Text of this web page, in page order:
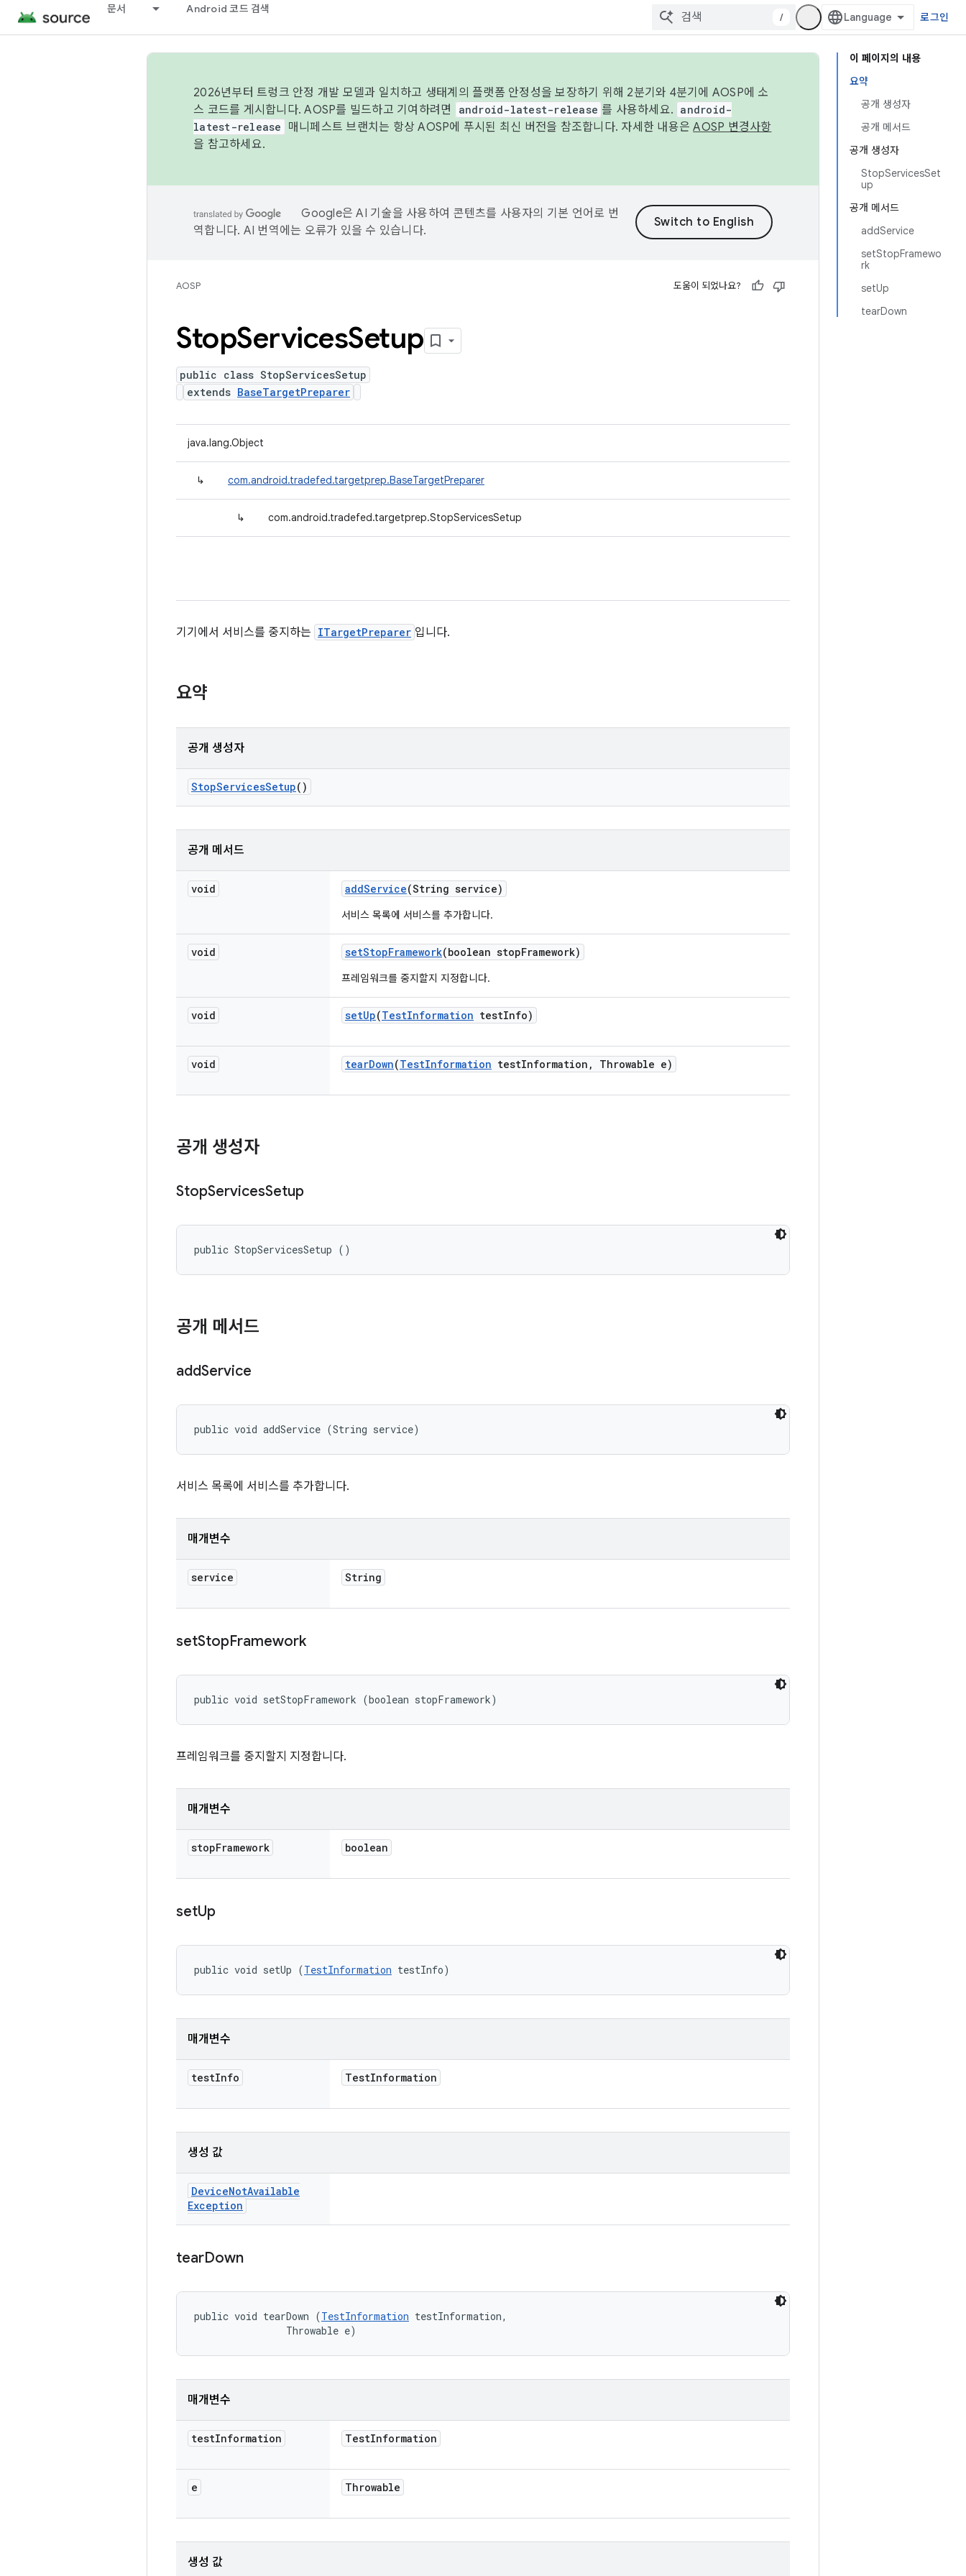
문서 Android 코드 검색
/ 로그인
이 페이지의 내용
요약
공개 생성자
공개 메서드
공개 생성자
StopServicesSet
up
공개 메서드
addService
setStopFramewo
rk
setUp
tearDown
2026년부터 트렁크 안정 개발 모델과 일치하고 생태계의 플랫폼 안정성을 보장하기 위해 2분기와 4분기에 AOSP에 소
스 코드를 게시합니다. AOSP를 빌드하고 기여하려면
android-latest-release 를 사용하세요. android-
latest-release
매니페스트 브랜치는 항상 AOSP에 푸시된 최신 버전을 참조합니다. 자세한 내용은AOSP 변경사항
을 참고하세요.
Google은 AI 기술을 사용하여 콘텐츠를 사용자의 기본 언어로 번
역합니다. AI 번역에는 오류가 있을 수 있습니다.
AOSP 도움이 되었나요?
StopServicesSetup
public class StopServicesSetup
extends BaseTargetPreparer
java.lang.Object
↳ com.android.tradefed.targetprep.BaseTargetPreparer
↳ com.android.tradefed.targetprep.StopServicesSetup
기기에서 서비스를 중지하는 ITargetPreparer 입니다.
요약
공개 생성자
StopServicesSetup()
공개 메서드
void addService(String service)
서비스 목록에 서비스를 추가합니다.
void setStopFramework(boolean stopFramework)
프레임워크를 중지할지 지정합니다.
void setUp(TestInformation testInfo)
void tearDown(TestInformation testInformation , Throwable e)
공개 생성자
StopServicesSetup
public StopServicesSetup ()
공개 메서드
addService
public void addService (String service)
서비스 목록에 서비스를 추가합니다.
매개변수
service String
setStopFramework
public void setStopFramework (boolean stopFramework)
프레임워크를 중지할지 지정합니다.
매개변수
stopFramework boolean
setUp
public void setUp (TestInformation testInfo)
매개변수
testInfo TestInformation
생성 값
DeviceNotAvailable
Exception
tearDown
public void tearDown (TestInformation testInformation,
                Throwable e)
매개변수
testInformation TestInformation
e Throwable
생성 값